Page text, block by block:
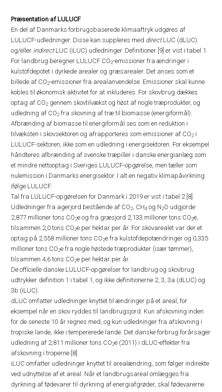
Præsentation af LULUCF
En del af Danmarks forbrugsbaserede klimaaftryk udgøres af
LULUCF-udledninger. Disse kan suppleres med directLUC (dLUC)
og/eller indirectLUC (iLUC) udledninger. Definitioner [9] er vist i tabel 1.
For landbrug beregner LULUCF CO2-emissioner fra ændringer i
kulstofdepotet i dyrkede arealer og græsarealer. Det anses som et
billede af CO2-emissioner fra arealanvendelse. Emissioner skal kunne
kobles til økonomisk aktivitet for at inkluderes. For skovbrug dækkes
optag af CO2 gennem skovtilvækst og høst af nogle træprodukter, og
udledning af CO2 fra skovning af træ til biomasse (energiformål).
Afbrænding af biomasse til energiformål ses som en reduktion i
tilvæksten i skovsektoren og afrapporteres som emissioner af CO2 i
LULUCF-sektoren, ikke som en udledning i energisektoren. For eksempel
håndteres afbrænding af svenske træpiller i danske energianlæg som
et mindre nettooptag i Sveriges LULUCF-opgørelse, men tæller som
nulemission i Danmarks energisektor. I alt en negativ klimapåvirkning
ifølge LULUCF.
Tal fra LULUCF-opgørelsen for Danmark i 2019 er vist i tabel 2 [8].
Udledninger fra agerjord bestående af CO2, CH4 og N2O udgjorde
2,877 millioner tons CO2e og fra græsjord 2,133 millioner tons CO2e,
tilsammen 2,0 tons CO2e per hektar per år. For skovarealet var der et
optag på 2,558 millioner tons CO2e fra kulstofdepotændringer og 0,335
millioner tons CO2e fra nogle høstede træprodukter (især tømmer),
tilsammen 4,6 tons CO2e per hektar per år.
De officielle danske LULUCF-opgørelser for landbrug og skovbrug
udtrykker definition 1 i tabel 1, og ikke definitionerne 2, 3, 3a (dLUC) og
3b (iLUC).
dLUC omfatter udledninger knyttet til ændringer på et areal, for
eksempel når en skov ryddes til landbrugsjord. Kun afskovning inden
for de seneste 10 år regnes med, og kun udledninger fra afskovning i
tropiske lande, ikke i tempererede lande. Det danske forbrug forårsager
udledning af 2,811 millioner tons CO2e (2011) i dLUC-effekter fra
afskovning i troperne [8].
iLUC omfatter udledninger knyttet til arealændring, som følger indirekte
ved udnyttelse af et areal. Når et landbrugsareal omlægges fra
dyrkning af fødevarer til dyrkning af energiafgrøder, skal fødevarerne